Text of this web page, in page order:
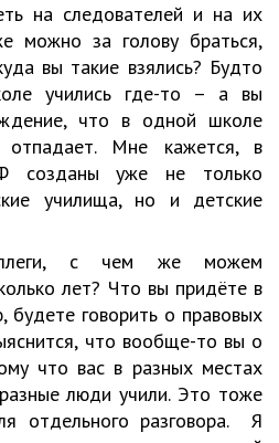
на следователей и на их
можно за голову браться,
вы такие взялись? Будто
учились где-то – а вы
что в одной школе
отпадает. Мне кажется, в
созданы уже не только
училища, но и детские
с чем же можем
лет? Что вы придёте в
будете говорить о правовых
что вообще-то вы о
что вас в разных местах
люди учили. Это тоже
отдельного разговора. Я